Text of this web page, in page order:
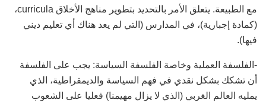
مع الطبيعة. يتعلق الأمر بالتحديد بتطوير مناهج الأخلاق curricula،
(كمادة إجبارية)، في المدارس (التي لم يعد هناك أي تعليم ديني
فيها).
-الفلسفة العملية وخاصة الفلسفة السياسة: يجب على الفلسفة
أن تشكك بشكل نقدي في فهم السياسة والديمقراطية، الذي
يمليه العالم الغربي (الذي لا يزال مهيمنا) فعليا على الشعوب